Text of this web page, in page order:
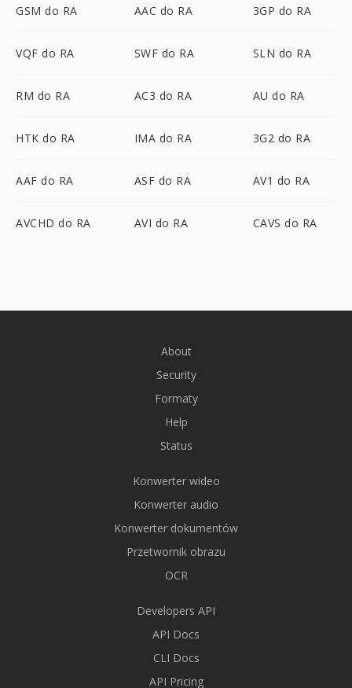
GSM do RA AAC do RA 3GP do RA
VQF do RA SWF do RA SLN do RA
RM do RA AC3 do RA AU do RA
HTK do RA IMA do RA 3G2 do RA
AAF do RA ASF do RA AV1 do RA
AVCHD do RA AVI do RA CAVS do RA
About
Security
Formaty
Help
Status
Konwerter wideo
Konwerter audio
Konwerter dokumentów
Przetwornik obrazu
OCR
Developers API
API Docs
CLI Docs
API Pricing